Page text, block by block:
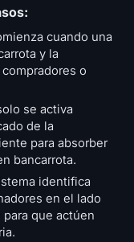
cuando una
y la
o
se activa
de la
para absorber
bancarrota.
identifica
en el lado
que actúen